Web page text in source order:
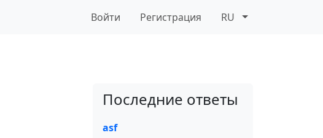
Войти Регистрация RU
Последние ответы
asf